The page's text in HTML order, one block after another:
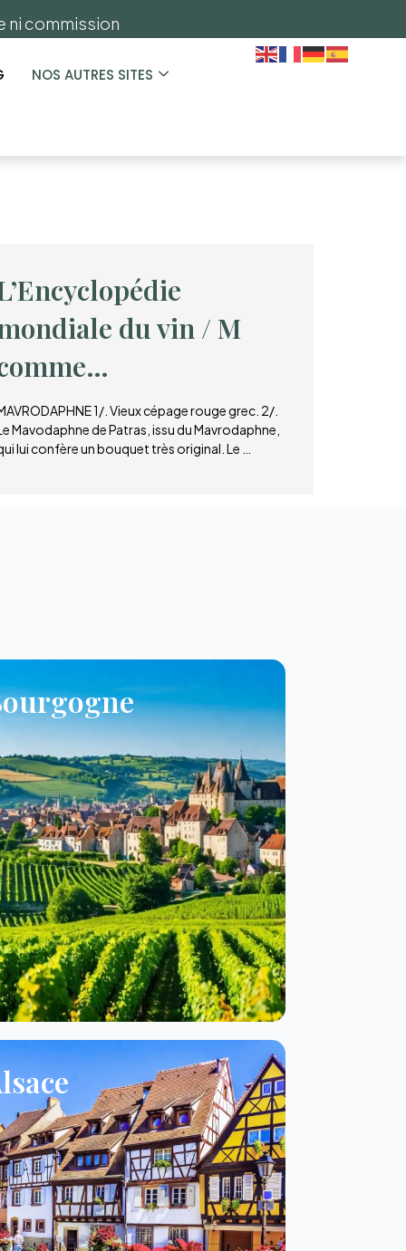
ni commission
NOS AUTRES SITES
du vin / M
1/. Vieux cépage rouge grec. 2/.
Mavodaphne de Patras, issu du Mavrodaphne,
lui confère un bouquet très original. Le …